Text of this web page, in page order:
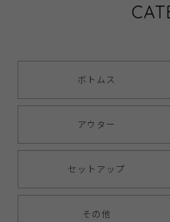
ボトムス
アウター
セットアップ
その他